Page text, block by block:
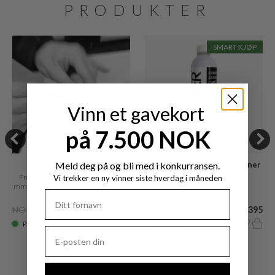
PRODUKTER
Service BHS02
Profesjonelt kranhull Boring Ø32
mm, Spesialmonteringshull (f.eks. for
NOK 705 NOK 445
På lager
SMART KJØP
Pulcher® Composite Cleaner
Care
500 ml.
NOK 395
Vinn et gavekort
på 7.500 NOK
Meld deg på og bli med i konkurransen.
Vi trekker en ny vinner siste hverdag i måneden